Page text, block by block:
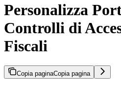
Personalizza
Controlli di
Fiscali
Copia paginaCopia pagina